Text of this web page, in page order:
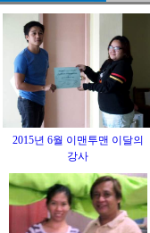
2015년 6월 이맨투맨 이달의
강사